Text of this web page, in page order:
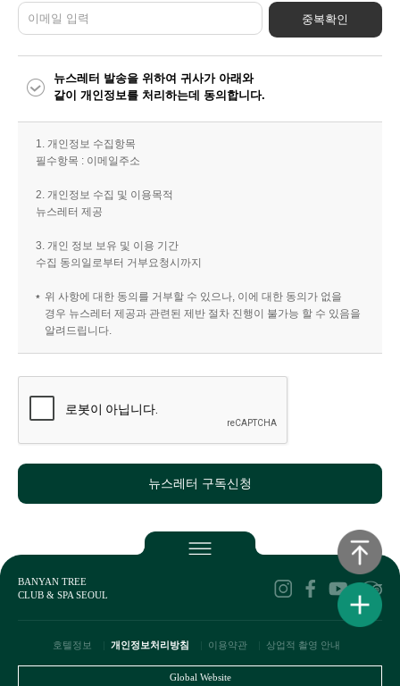
중복확인
뉴스레터 발송을 위하여 귀사가 아래와
같이 개인정보를 처리하는데 동의합니다.
1. 개인정보 수집항목
필수항목 : 이메일주소
2. 개인정보 수집 및 이용목적
뉴스레터 제공
3. 개인 정보 보유 및 이용 기간
수집 동의일로부터 거부요청시까지
위 사항에 대한 동의를 거부할 수 있으나, 이에 대한 동의가 없을
경우 뉴스레터 제공과 관련된 제반 절차 진행이 불가능 할 수 있음을
알려드립니다.
뉴스레터 구독신청
BANYAN TREE
CLUB & SPA SEOUL
호텔정보 개인정보처리방침 이용약관 상업적 촬영 안내
Global Website